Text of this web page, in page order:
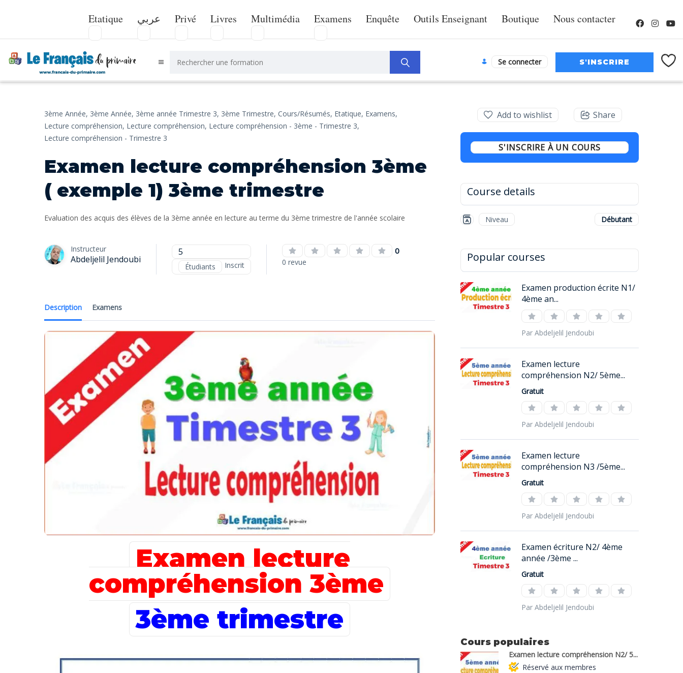
Etatique عربي Privé Livres Multimédia Examens Enquête Outils Enseignant Boutique Nous contacter
Se connecter
3ème Année, 3ème Année, 3ème année Trimestre 3, 3ème Trimestre, Cours/Résumés, Etatique, Examens,
Lecture compréhension, Lecture compréhension, Lecture compréhension - 3ème - Trimestre 3,
Lecture compréhension - Trimestre 3
Examen lecture compréhension 3ème
( exemple 1) 3ème trimestre
Evaluation des acquis des élèves de la 3ème année en lecture au terme du 3ème trimestre de l'année scolaire
Instructeur
Abdeljelil Jendoubi
5
Étudiants Inscrit
0
0 revue
Description Examens
Examen lecture
compréhension 3ème
3ème trimestre
Add to wishlist Share
S'INSCRIRE À UN COURS
Course details
Niveau Débutant
Popular courses
Examen production écrite N1/
4ème an...
Par Abdeljelil Jendoubi
Examen lecture
compréhension N2/ 5ème...
Gratuit
Par Abdeljelil Jendoubi
Examen lecture
compréhension N3 /5ème...
Gratuit
Par Abdeljelil Jendoubi
Examen écriture N2/ 4ème
année /3ème ...
Gratuit
Par Abdeljelil Jendoubi
Cours populaires
Examen lecture compréhension N2/ 5...
Réservé aux membres